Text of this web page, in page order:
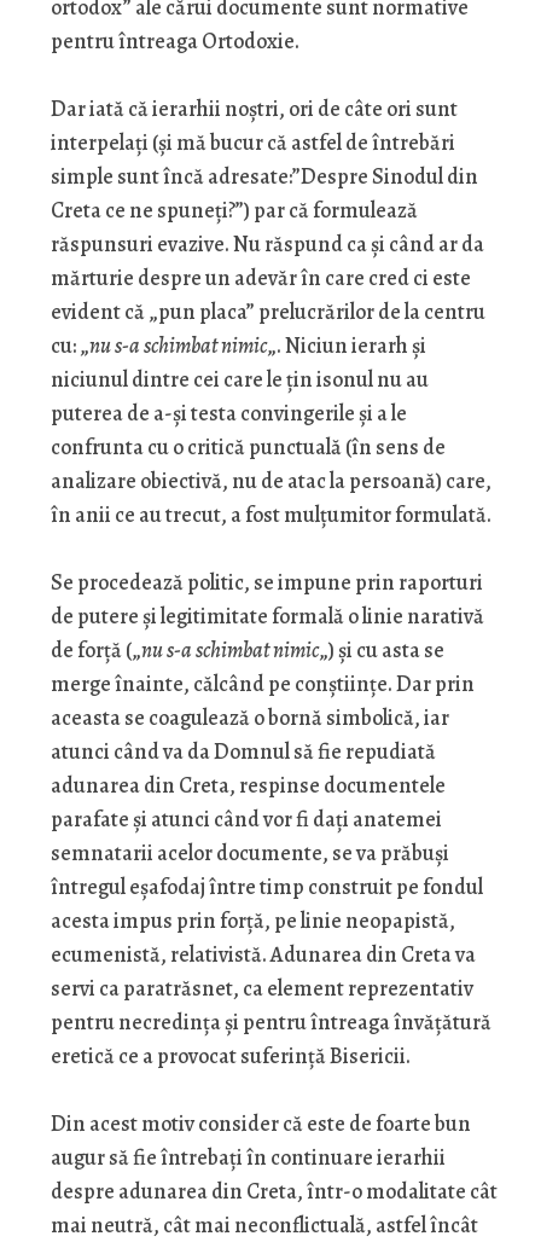
ortodox” ale cărui documente sunt normative
pentru întreaga Ortodoxie.
Dar iată că ierarhii noştri, ori de câte ori sunt
interpelaţi (şi mă bucur că astfel de întrebări
simple sunt încă adresate:”Despre Sinodul din
Creta ce ne spuneţi?”) par că formulează
răspunsuri evazive. Nu răspund ca şi când ar da
mărturie despre un adevăr în care cred ci este
evident că „pun placa” prelucrărilor de la centru
cu: „nu s-a schimbat nimic„. Niciun ierarh şi
niciunul dintre cei care le ţin isonul nu au
puterea de a-şi testa convingerile şi a le
confrunta cu o critică punctuală (în sens de
analizare obiectivă, nu de atac la persoană) care,
în anii ce au trecut, a fost mulţumitor formulată.
Se procedează politic, se impune prin raporturi
de putere şi legitimitate formală o linie narativă
de forţă („nu s-a schimbat nimic„) şi cu asta se
merge înainte, călcând pe conştiinţe. Dar prin
aceasta se coagulează o bornă simbolică, iar
atunci când va da Domnul să fie repudiată
adunarea din Creta, respinse documentele
parafate şi atunci când vor fi daţi anatemei
semnatarii acelor documente, se va prăbuşi
întregul eşafodaj între timp construit pe fondul
acesta impus prin forţă, pe linie neopapistă,
ecumenistă, relativistă. Adunarea din Creta va
servi ca paratrăsnet, ca element reprezentativ
pentru necredinţa şi pentru întreaga învăţătură
eretică ce a provocat suferinţă Bisericii.
Din acest motiv consider că este de foarte bun
augur să fie întrebaţi în continuare ierarhii
despre adunarea din Creta, într-o modalitate cât
mai neutră, cât mai neconflictuală, astfel încât